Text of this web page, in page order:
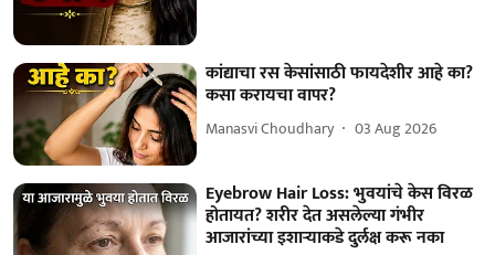
कांद्याचा रस केसांसाठी फायदेशीर आहे का?
कसा करायचा वापर?
Manasvi Choudhary 03 Aug 2026
Eyebrow Hair Loss: भुवयांचे केस विरळ
होतायत? शरीर देत असलेल्या गंभीर
आजारांच्या इशाऱ्याकडे दुर्लक्ष करू नका